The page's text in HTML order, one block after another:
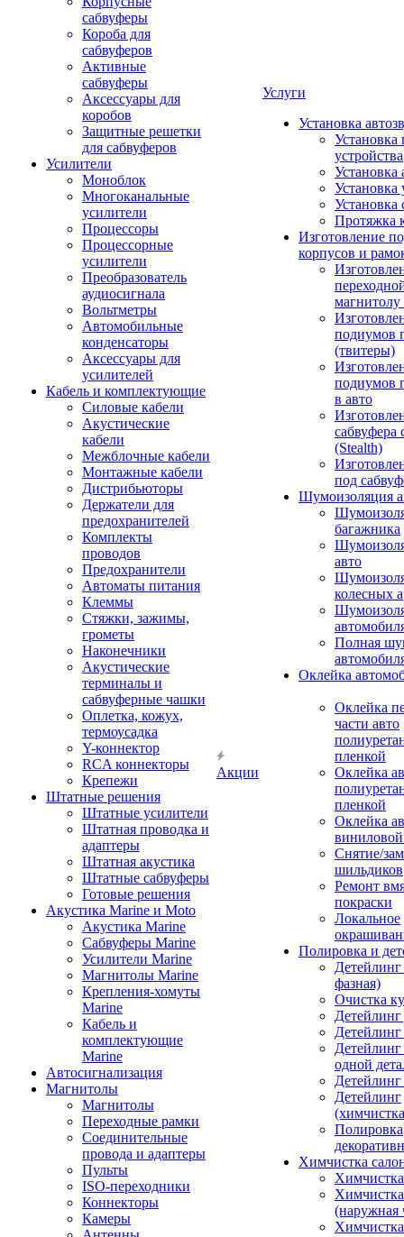
сабвуферы
Короба для
сабвуферов
Активные
сабвуферы
Аксессуары для
коробов
Защитные решетки
для сабвуферов
Усилители
Моноблок
Многоканальные
усилители
Процессоры
Процессорные
усилители
Преобразователь
аудиосигнала
Вольтметры
Автомобильные
конденсаторы
Аксессуары для
усилителей
Кабель и комплектующие
Силовые кабели
Акустические
кабели
Межблочные кабели
Монтажные кабели
Дистрибьюторы
Держатели для
предохранителей
Комплекты
проводов
Предохранители
Автоматы питания
Клеммы
Стяжки, зажимы,
грометы
Наконечники
Акустические
терминалы и
сабвуферные чашки
Оплетка, кожух,
термоусадка
Y-коннектор
RCA коннекторы
Крепежи
Штатные решения
Штатные усилители
Штатная проводка и
адаптеры
Штатная акустика
Штатные сабвуферы
Готовые решения
Акустика Marine и Moto
Акустика Marine
Сабвуферы Marine
Усилители Marine
Магнитолы Marine
Крепления-хомуты
Marine
Кабель и
комплектующие
Marine
Автосигнализация
Магнитолы
Магнитолы
Переходные рамки
Соединительные
провода и адаптеры
Пульты
ISO-переходники
Коннекторы
Камеры
Акции
Услуги
Установка
Установка
устройства
Установка
Установка
Установка
Протяжка
Изготовление
корпусов и
подиумов
(твитеры)
подиумов
в авто
сабвуфера
(Stealth)
под
Шумоизоляция
багажника
авто
колесных
Полная
Оклейка
Оклейка
части авто
пленкой
Оклейка
пленкой
Оклейка
Снятие/
шильдиков
Ремонт
покраски
Локальное
Полировка и
фазная)
Очистка
Детейлинг
одной
Детейлинг
Полировка
Химчистка
(наружная